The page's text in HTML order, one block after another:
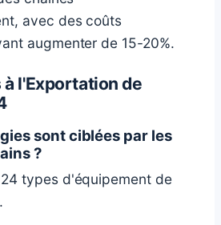
avec des coûts
augmenter de 15-20%.
à l'Exportation de
sont ciblées par les
?
types d'équipement de